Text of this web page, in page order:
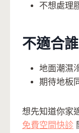
不想處理
不適合誰
地面潮濕
期待地板
想先知道你家
免費空間快診